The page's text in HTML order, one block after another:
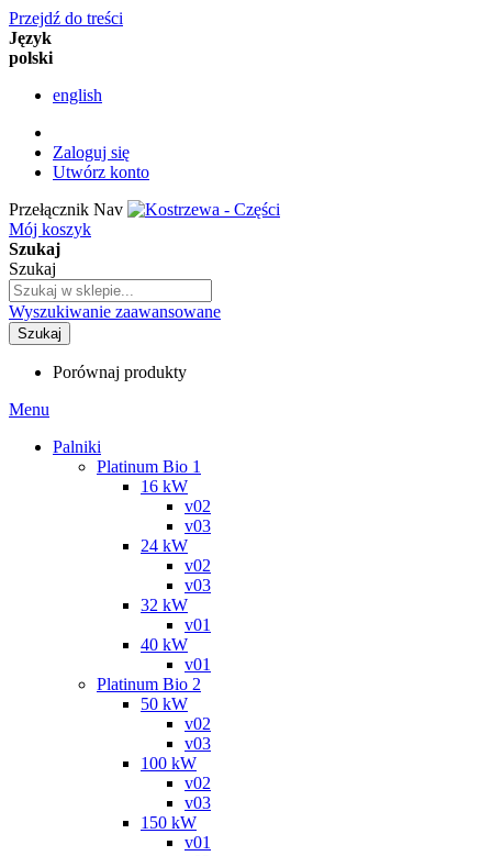
Przejdź do treści
Język
polski
english
Zaloguj się
Utwórz konto
Przełącznik Nav
Mój koszyk
Szukaj
Szukaj
Wyszukiwanie zaawansowane
Szukaj
Porównaj produkty
Menu
Palniki
Platinum Bio 1
16 kW
v02
v03
24 kW
v02
v03
32 kW
v01
40 kW
v01
Platinum Bio 2
50 kW
v02
v03
100 kW
v02
v03
150 kW
v01